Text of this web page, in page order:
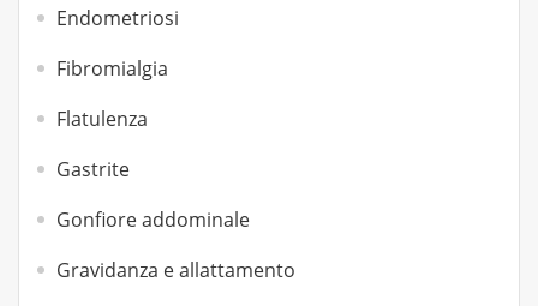
Endometriosi
Fibromialgia
Flatulenza
Gastrite
Gonfiore addominale
Gravidanza e allattamento